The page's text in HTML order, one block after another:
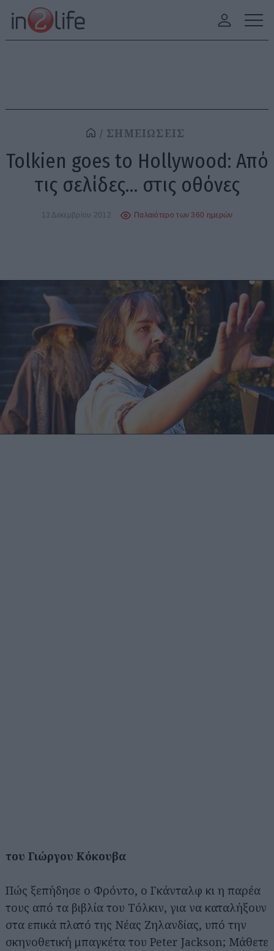
ΣΗΜΕΙΩΣΕΙΣ
Tolkien goes to Hollywood: Από
τις σελίδες… στις οθόνες
13 Δεκεμβρίου 2012 Παλαιότερο των 360 ημερών
του Γιώργου Κόκουβα
Πώς ξεπήδησε ο Φρόντο, ο Γκάνταλφ κι η παρέα
τους από τα βιβλία του Τόλκιν, για να καταλήξουν
στα επικά πλατό της Νέας Ζηλανδίας, υπό την
σκηνοθετική μπαγκέτα του Peter Jackson; Μάθετε